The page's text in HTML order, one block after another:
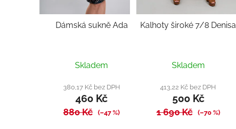
Dámská sukně Ada
hodnocení
produktu
je
4,0
Skladem
380,17 Kč bez DPH
460 Kč
880 Kč (–47 %)
Kalhoty široké 7/8 Denisa
hodnocení
produktu
je
5,0
Skladem
413,22 Kč bez DPH
500 Kč
1 690 Kč (–70 %)